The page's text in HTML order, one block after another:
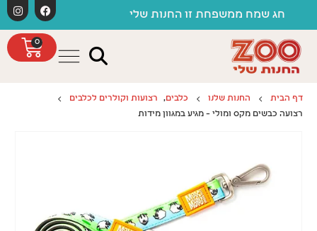
ממשפחת זו החנות שלי משלוחים חינם
0
דף הבית החנות שלנו כלבים,
רצועות וקולרים לכלבים
רצועה כבשים מקס ומולי – מגיע במגוון מידות